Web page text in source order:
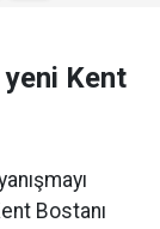
yeni Kent
Bostanı